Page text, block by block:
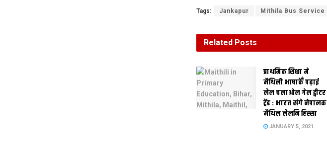
Tags: Jankapur Mithila Bus Service
Related Posts
प्राथमिक शि‍क्षा मे
मैथि‍ली भाषाकेँ पढ़ाई
लेल चलाओल गेल ट्वीटर
ट्रेंड : भारत संगे नेपालक
मैथिल लेलनि हिस्सा
JANUARY 5, 2021